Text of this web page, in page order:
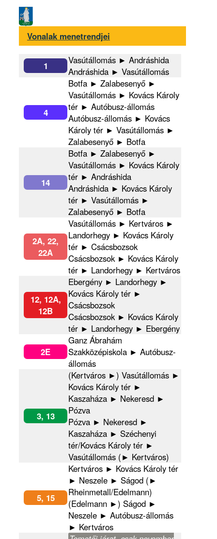
Vonalak menetrendjei
1
Vasútállomás ► Andráshida
Andráshida ► Vasútállomás
4
Botfa ► Zalabesenyő ►
Vasútállomás ► Kovács Károly
tér ► Autóbusz-állomás
Autóbusz-állomás ► Kovács
Károly tér ► Vasútállomás ►
Zalabesenyő ► Botfa
14
Botfa ► Zalabesenyő ►
Vasútállomás ► Kovács Károly
tér ► Andráshida
Andráshida ► Kovács Károly
tér ► Vasútállomás ►
Zalabesenyő ► Botfa
2A, 22,
22A
Vasútállomás ► Kertváros ►
Landorhegy ► Kovács Károly
tér ► Csácsbozsok
Csácsbozsok ► Kovács Károly
tér ► Landorhegy ► Kertváros
12, 12A,
12B
Ebergény ► Landorhegy ►
Kovács Károly tér ►
Csácsbozsok
Csácsbozsok ► Kovács Károly
tér ► Landorhegy ► Ebergény
2E
Ganz Ábrahám
Szakközépiskola ► Autóbusz-
állomás
3, 13
(Kertváros ►) Vasútállomás ►
Kovács Károly tér ►
Kaszaháza ► Nekeresd ►
Pózva
Pózva ► Nekeresd ►
Kaszaháza ► Széchenyi
tér/Kovács Károly tér ►
Vasútállomás (► Kertváros)
5, 15
Kertváros ► Kovács Károly tér
► Neszele ► Ságod (►
Rheinmetall/Edelmann)
(Edelmann ►) Ságod ►
Neszele ► Autóbusz-állomás
► Kertváros